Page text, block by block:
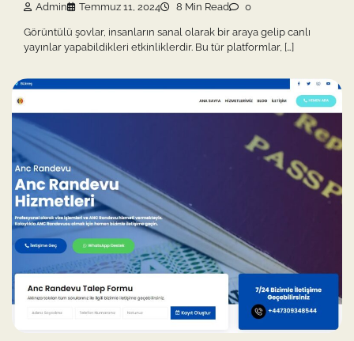
Admin Temmuz 11, 2024 8 Min Read 0
Görüntülü şovlar, insanların sanal olarak bir araya gelip canlı
yayınlar yapabildikleri etkinliklerdir. Bu tür platformlar, […]